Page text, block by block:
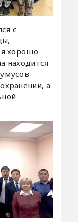
с
хорошо
находится
а